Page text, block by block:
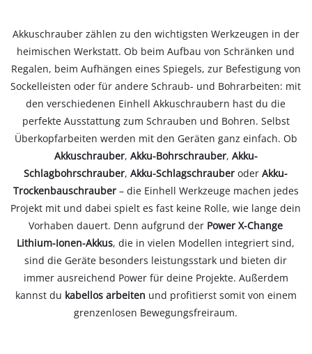
Akkuschrauber zählen zu den wichtigsten Werkzeugen in der
heimischen Werkstatt. Ob beim Aufbau von Schränken und
Regalen, beim Aufhängen eines Spiegels, zur Befestigung von
Sockelleisten oder für andere Schraub- und Bohrarbeiten: mit
den verschiedenen Einhell Akkuschraubern hast du die
perfekte Ausstattung zum Schrauben und Bohren. Selbst
Überkopfarbeiten werden mit den Geräten ganz einfach. Ob
Akkuschrauber, Akku-Bohrschrauber, Akku-
Schlagbohrschrauber,Akku-Schlagschrauber oderAkku-
Trockenbauschrauber – die Einhell Werkzeuge machen jedes
Projekt mit und dabei spielt es fast keine Rolle, wie lange dein
Vorhaben dauert. Denn aufgrund der Power X-Change
Lithium-Ionen-Akkus, die in vielen Modellen integriert sind,
sind die Geräte besonders leistungsstark und bieten dir
immer ausreichend Power für deine Projekte. Außerdem
kannst du kabellos arbeiten und profitierst somit von einem
grenzenlosen Bewegungsfreiraum.